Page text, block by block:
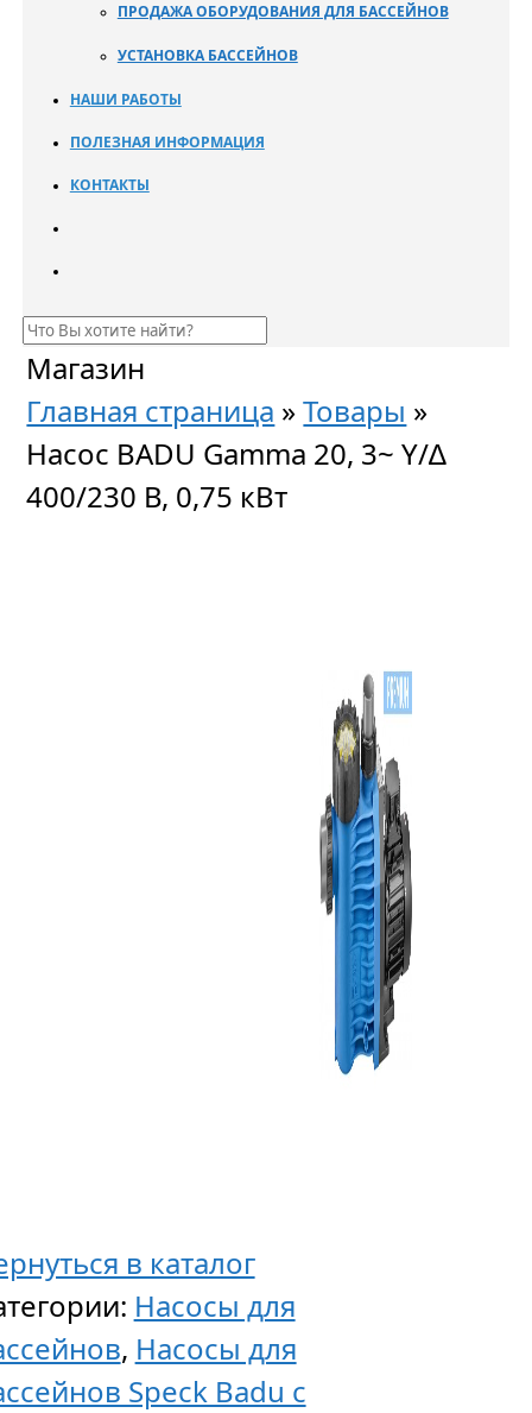
ПРОДАЖА ОБОРУДОВАНИЯ ДЛЯ БАССЕЙНОВ
УСТАНОВКА БАССЕЙНОВ
НАШИ РАБОТЫ
ПОЛЕЗНАЯ ИНФОРМАЦИЯ
КОНТАКТЫ
Магазин
Главная страница »Товары »
Насос BADU Gamma 20, 3~ Y/∆
400/230 В, 0,75 кВт
в каталог
Насосы для
, Насосы для
Speck Badu с